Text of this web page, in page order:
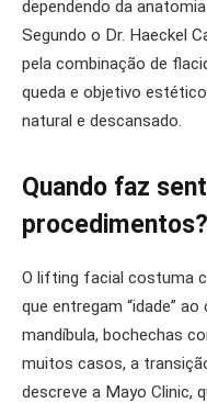
dependendo da
Segundo o Dr. Haeckel
pela combinação de
queda e objetivo
natural e descansado.
Quando faz
procedimentos?
O lifting facial costuma
que entregam “idade”
mandíbula, bochechas
muitos casos, a
descreve a Mayo Clinic,